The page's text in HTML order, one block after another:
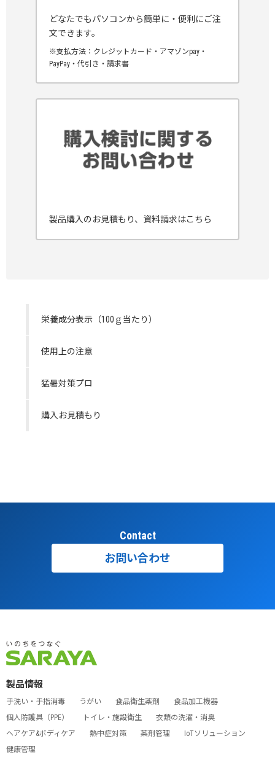
どなたでもパソコンから簡単に・便利にご注
文できます。
※支払方法：クレジットカード・アマゾンpay・
PayPay・代引き・請求書
製品購入のお見積もり、資料請求はこちら
栄養成分表示（100ｇ当たり）
使用上の注意
猛暑対策プロ
購入お見積もり
Contact
お問い合わせ
製品情報
手洗い・手指消毒 うがい 食品衛生薬剤
食品加工機器
個人防護具（PPE）
トイレ・施設衛生
衣類の洗濯・消臭
ヘアケア&ボディケア
熱中症対策 薬剤管理
IoTソリューション
健康管理